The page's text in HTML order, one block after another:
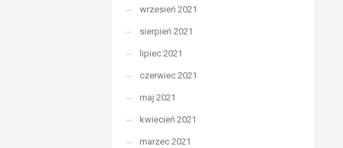
wrzesień 2021
sierpień 2021
lipiec 2021
czerwiec 2021
maj 2021
kwiecień 2021
marzec 2021